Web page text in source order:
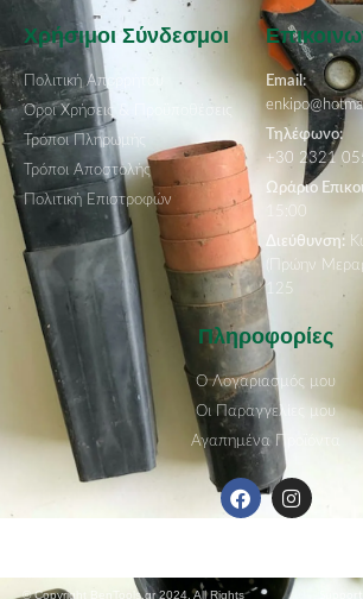
Χρήσιμοι Σύνδεσμοι
Πολιτική Απορρήτου
Όροι Χρήσεις & Προϋποθέσεις
Τρόποι Πληρωμής
Τρόποι Αποστολής
Πολιτική Επιστροφών
Email:
Τηλέφωνο:
+30 2321
Ωράριο
15:00
Διεύθυνση:
(Πρώην
125
Πληροφορίες
Ο Λογαριασμός μου
Οι Παραγγελίες μου
Αγαπημένα Προϊόντα
© Copyright BenTools.gr 2024. All Rights